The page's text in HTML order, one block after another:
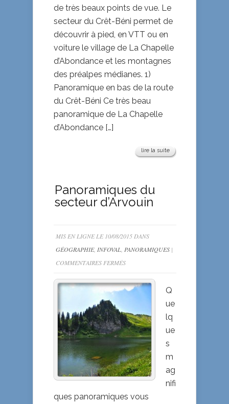
de très beaux points de vue. Le
secteur du Crêt-Béni permet de
découvrir à pied, en VTT ou en
voiture le village de La Chapelle
d’Abondance et les montagnes
des préalpes médianes. 1)
Panoramique en bas de la route
du Crêt-Béni Ce très beau
panoramique de La Chapelle
d’Abondance […]
lire la suite
Panoramiques du
secteur d’Arvouin
MIS EN LIGNE LE 10/08/2015 DANS
GÉOGRAPHIE, INFOVAL PANORAMIQUES |
COMMENTAIRES FERMÉSSUR
DU
D’ARVOUIN
Q
ue
lq
ue
s
m
ag
nifi
ques panoramiques vous